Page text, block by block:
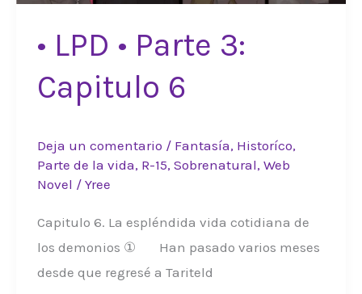
• LPD • Parte 3:
Capitulo 6
Deja un comentario / Fantasía, Historíco,
Parte de la vida, R-15, Sobrenatural, Web
Novel / Yree
Capitulo 6. La espléndida vida cotidiana de
los demonios ① Han pasado varios meses
desde que regresé a Tariteld